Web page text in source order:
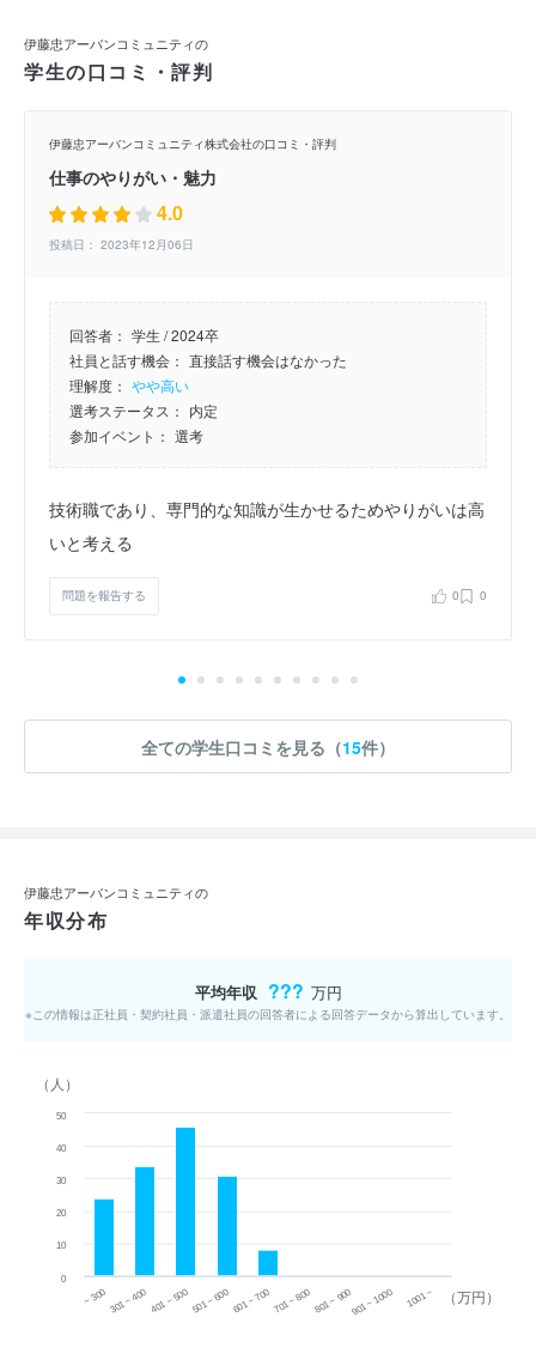
伊藤忠アーバンコミュニティの
学生の口コミ・評判
伊藤忠アーバンコミュニティ株式会社の口コミ・評判
仕事のやりがい・魅力
4.0
投稿日： 2023年12月06日
回答者： 学生 / 2024卒
社員と話す機会： 直接話す機会はなかった
理解度： やや高い
選考ステータス： 内定
参加イベント： 選考
技術職であり、専門的な知識が生かせるためやりがいは高
いと考える
問題を報告する 0 0
全ての学生口コミを見る（15件）
伊藤忠アーバンコミュニティの
年収分布
平均年収 ??? 万円
※この情報は正社員・契約社員・派遣社員の回答者による回答データから算出しています。
（万円）
（人）
~ 300 301 ~ 400 401 ~ 500501 ~ 600601 ~ 700701 ~ 800801 ~ 900901 ~ 1000 1001 ~
0
10
20
30
40
50